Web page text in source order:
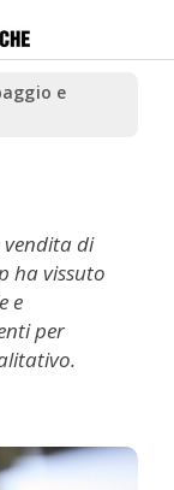
e
di
ha vissuto
e
per